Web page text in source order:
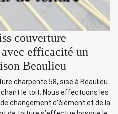
couverture
efficacité un
Beaulieu
charpente 58, sise à Beaulieu
le toit. Nous effectuons les
changement d’élément et de la